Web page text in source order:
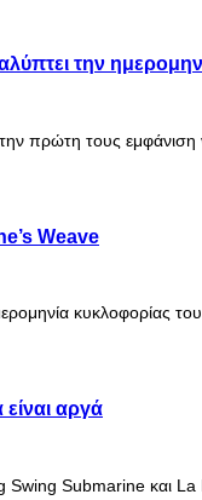
την
τους εμφάνιση
Weave
κυκλοφορίας
αργά
Swing Submarine